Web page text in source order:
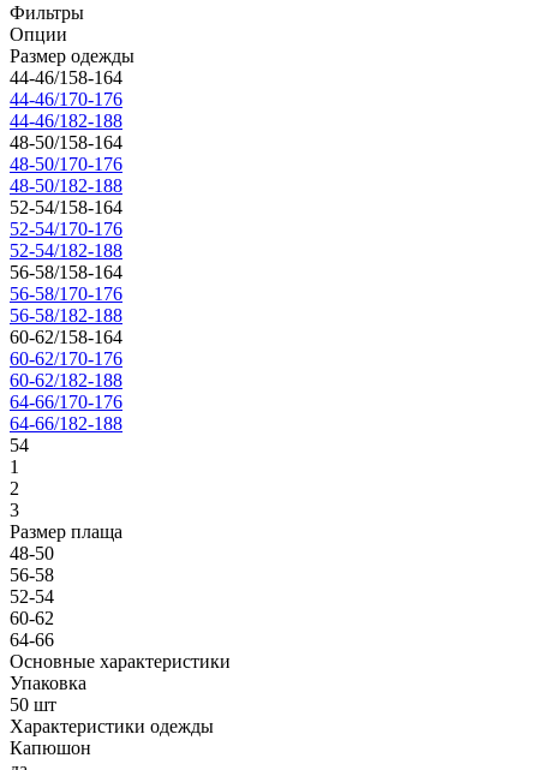
Фильтры
Опции
Размер одежды
44-46/158-164
44-46/170-176
44-46/182-188
48-50/158-164
48-50/170-176
48-50/182-188
52-54/158-164
52-54/170-176
52-54/182-188
56-58/158-164
56-58/170-176
56-58/182-188
60-62/158-164
60-62/170-176
60-62/182-188
64-66/170-176
64-66/182-188
54
1
2
3
Размер плаща
48-50
56-58
52-54
60-62
64-66
Основные характеристики
Упаковка
50 шт
Характеристики одежды
Капюшон